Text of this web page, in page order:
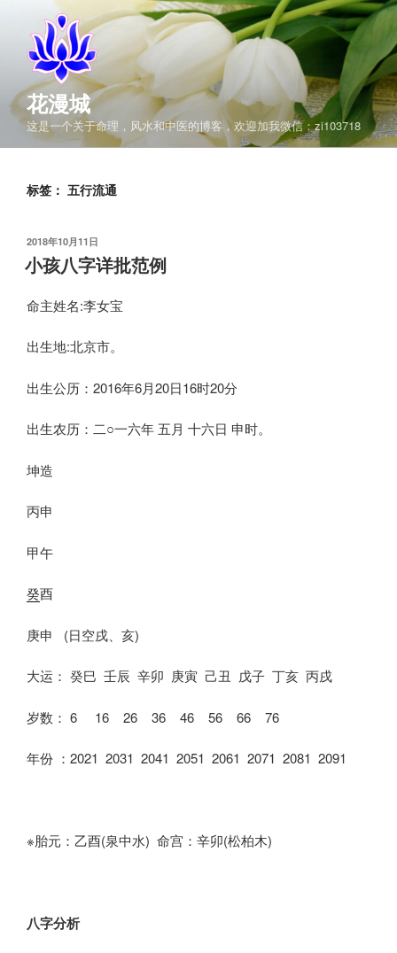
花漫城
这是一个关于命理，风水和中医的博客，欢迎加我微信：zi103718
标签： 五行流通
发
布
于
2018年10月11日
小孩八字详批范例
命主姓名:李女宝
出生地:北京市。
出生公历：2016年6月20日16时20分
出生农历：二○一六年 五月 十六日 申时。
坤造
丙申
甲午
癸酉
庚申 (日空戌、亥)
大运： 癸巳 壬辰 辛卯 庚寅 己丑 戊子 丁亥 丙戌
岁数： 6 16 26 36 46 56 66 76
年份 ：2021 2031 2041 2051 2061 2071 2081 2091
※胎元：乙酉(泉中水) 命宫：辛卯(松柏木)
八字分析